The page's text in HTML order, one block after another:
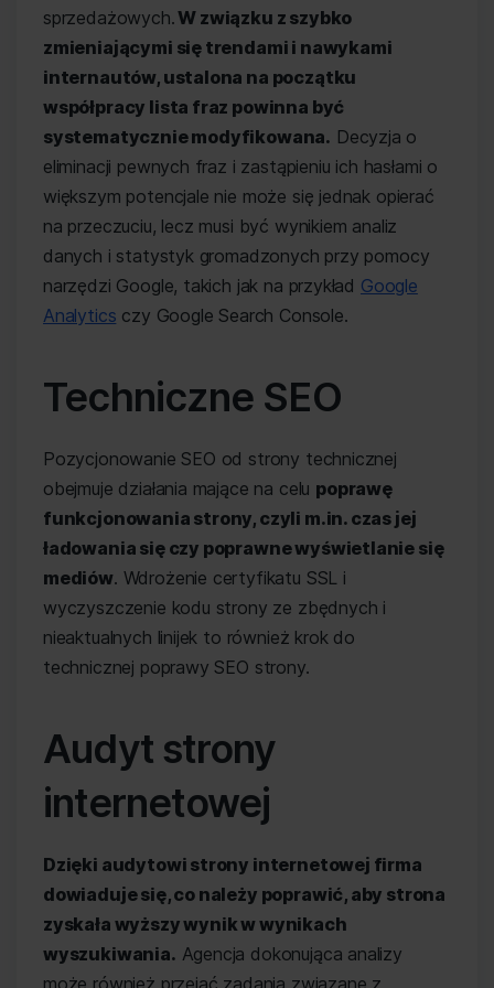
sprzedażowych.W związku z szybko
zmieniającymi się trendami i nawykami
internautów, ustalona na początku
współpracy lista fraz powinna być
systematycznie modyfikowana. Decyzja o
eliminacji pewnych fraz i zastąpieniu ich hasłami o
większym potencjale nie może się jednak opierać
na przeczuciu, lecz musi być wynikiem analiz
danych i statystyk gromadzonych przy pomocy
narzędzi Google, takich jak na przykład Google
Analytics czy Google Search Console.
Techniczne SEO
Pozycjonowanie SEO od strony technicznej
obejmuje działania mające na celu poprawę
funkcjonowania strony, czyli m.in. czas jej
ładowania się czy poprawne wyświetlanie się
mediów. Wdrożenie certyfikatu SSL i
wyczyszczenie kodu strony ze zbędnych i
nieaktualnych linijek to również krok do
technicznej poprawy SEO strony.
Audyt strony
internetowej
Dzięki audytowi strony internetowej firma
dowiaduje się, co należy poprawić, aby strona
zyskała wyższy wynik w wynikach
wyszukiwania. Agencja dokonująca analizy
może również przejąć zadania związane z